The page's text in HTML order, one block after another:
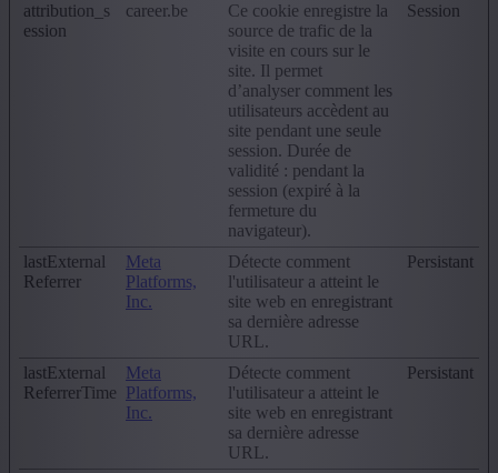
attribution_s
ession
career.be
Ce cookie enregistre la
source de trafic de la
visite en cours sur le
site. Il permet
d’analyser comment les
utilisateurs accèdent au
site pendant une seule
session. Durée de
validité : pendant la
session (expiré à la
fermeture du
navigateur).
Session
lastExternal
Referrer
Meta
Platforms,
Inc.
Détecte comment
l'utilisateur a atteint le
site web en enregistrant
sa dernière adresse
URL.
Persistant
lastExternal
ReferrerTime
Meta
Platforms,
Inc.
Détecte comment
l'utilisateur a atteint le
site web en enregistrant
sa dernière adresse
URL.
Persistant